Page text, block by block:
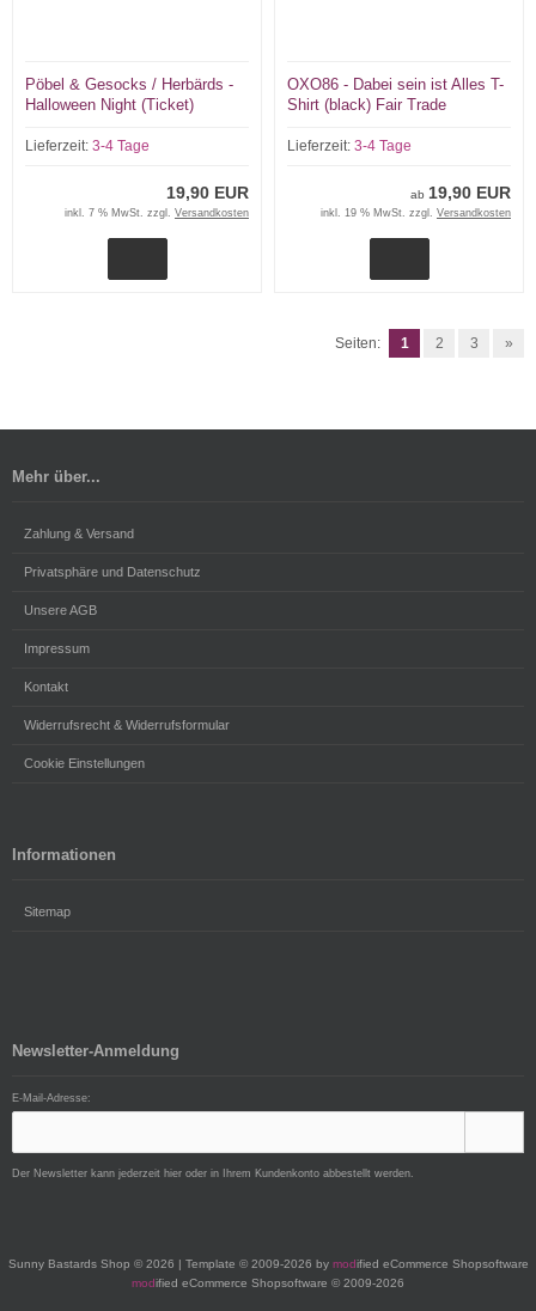
Pöbel & Gesocks / Herbärds -
Halloween Night (Ticket)
Lieferzeit: 3-4 Tage
19,90 EUR
inkl. 7 % MwSt. zzgl. Versandkosten
OXO86 - Dabei sein ist Alles T-
Shirt (black) Fair Trade
Lieferzeit: 3-4 Tage
ab 19,90 EUR
inkl. 19 % MwSt. zzgl. Versandkosten
Seiten: 1 2 3 »
Mehr über...
Zahlung & Versand
Privatsphäre und Datenschutz
Unsere AGB
Impressum
Kontakt
Widerrufsrecht & Widerrufsformular
Cookie Einstellungen
Informationen
Sitemap
Newsletter-Anmeldung
E-Mail-Adresse:
Der Newsletter kann jederzeit hier oder in Ihrem Kundenkonto abbestellt werden.
Sunny Bastards Shop © 2026 | Template © 2009-2026 by modified eCommerce Shopsoftware
modified eCommerce Shopsoftware © 2009-2026